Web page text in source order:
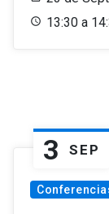
13:30 a
3 SEP